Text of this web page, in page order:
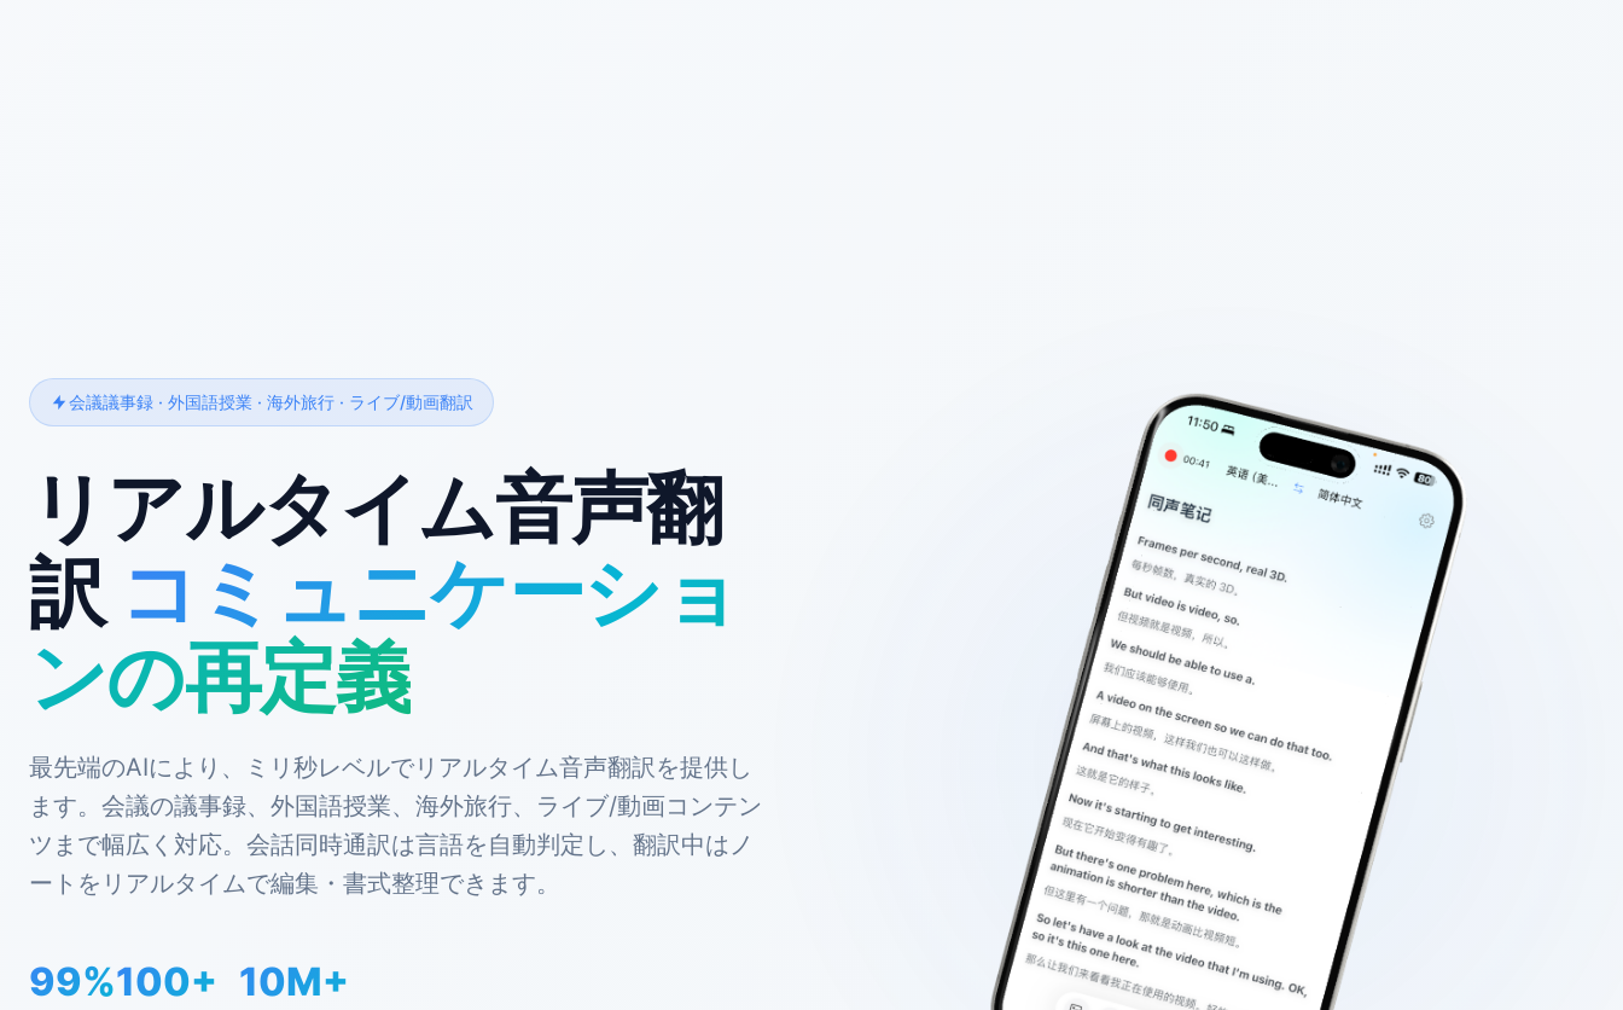
会議議事録 · 外国語授業 · 海外旅行 · ライブ/動画翻訳
リアルタイム音声翻
訳 コミュニケーショ
ンの再定義
最先端のAIにより、ミリ秒レベルでリアルタイム音声翻訳を提供し
ます。会議の議事録、外国語授業、海外旅行、ライブ/動画コンテン
ツまで幅広く対応。会話同時通訳は言語を自動判定し、翻訳中はノ
ートをリアルタイムで編集・書式整理できます。
99%100+ 10M+